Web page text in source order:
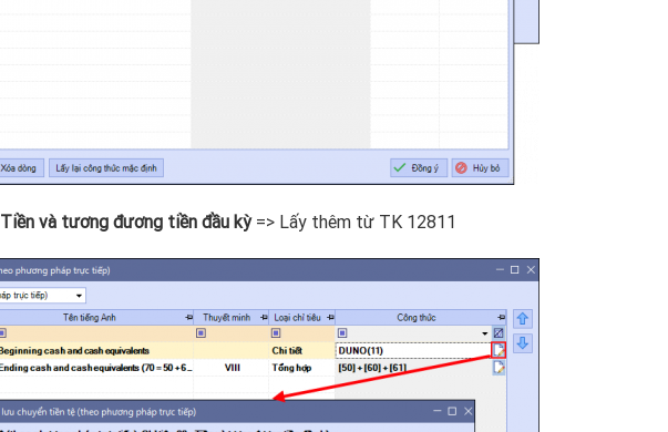
Tiền và tương đương tiền đầu kỳ=> Lấy thêm từ TK 12811